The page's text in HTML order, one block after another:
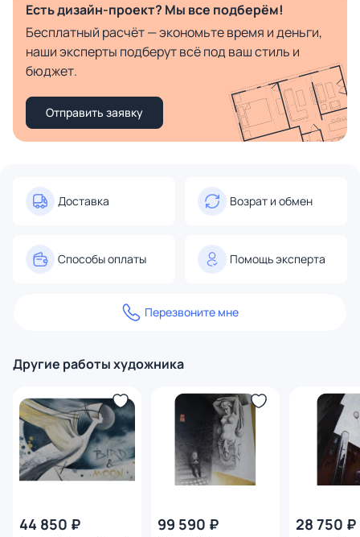
Есть дизайн-проект? Мы все подберём!
Бесплатный расчёт — экономьте время и деньги,
наши эксперты подберут всё под ваш стиль и
бюджет.
Отправить заявку
Доставка Возрат и обмен
Способы оплаты Помощь эксперта
Перезвоните мне
Другие работы художника
44 850 ₽ 99 590 ₽ 28 750 ₽